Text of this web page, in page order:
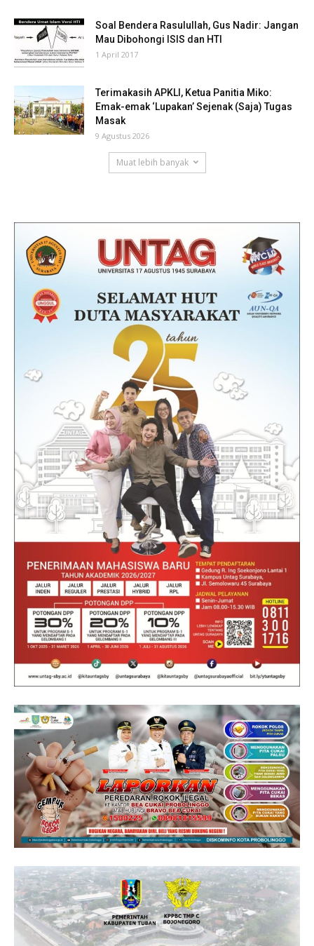
Soal Bendera Rasulullah, Gus Nadir: Jangan
Mau Dibohongi ISIS dan HTI
1 April 2017
Terimakasih APKLI, Ketua Panitia Miko:
Emak-emak ‘Lupakan’ Sejenak (Saja) Tugas
Masak
9 Agustus 2026
Muat lebih banyak